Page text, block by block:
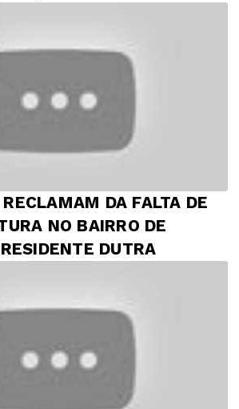
DA FALTA DE
NO BAIRRO DE
DUTRA